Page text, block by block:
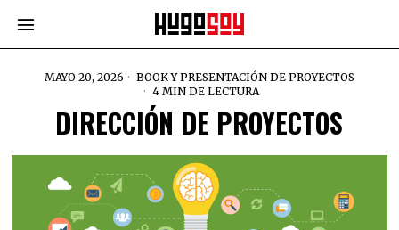
MAYO 20, 2026
BOOK Y PRESENTACIÓN DE PROYECTOS
4 MIN DE LECTURA
DIRECCIÓN DE PROYECTOS